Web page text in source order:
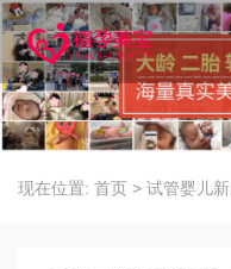
现在位置: 首页 > 试管婴儿